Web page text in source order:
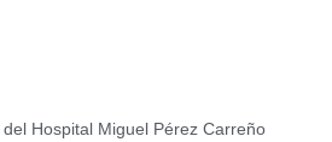
Hospital Miguel Pérez Carreño